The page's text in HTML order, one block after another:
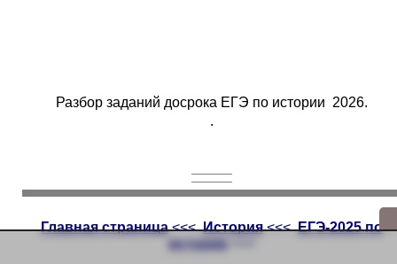
Разбор заданий досрока ЕГЭ по истории 2026.
.
Главная страница<<<История<<<ЕГЭ-2025 по
истории